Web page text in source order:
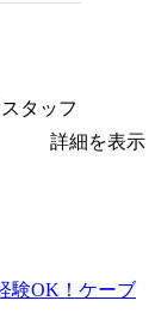
タッフ
詳細を表示